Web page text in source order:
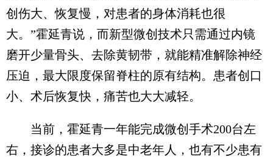
创伤大、恢复慢，对患者的身体消耗也很
大。”霍延青说，而新型微创技术只需通过内镜
磨开少量骨头、去除黄韧带，就能精准解除神经
压迫，最大限度保留脊柱的原有结构。患者创口
小、术后恢复快，痛苦也大大减轻。
当前，霍延青一年能完成微创手术200台左
右，接诊的患者大多是中老年人，也有不少患有